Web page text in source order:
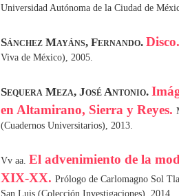
Universidad Autónoma de la Ciudad de
Sánchez Mayáns, Fernando. Disco.
Viva de México), 2005.
Sequera Meza, José Antonio.
en Altamirano, Sierra y Reyes.
(Cuadernos Universitarios), 2013.
Vv aa. El advenimiento de la
XIX-XX. Prólogo de Carlomagno Sol
San Luis (Colección Investigaciones), 2014.